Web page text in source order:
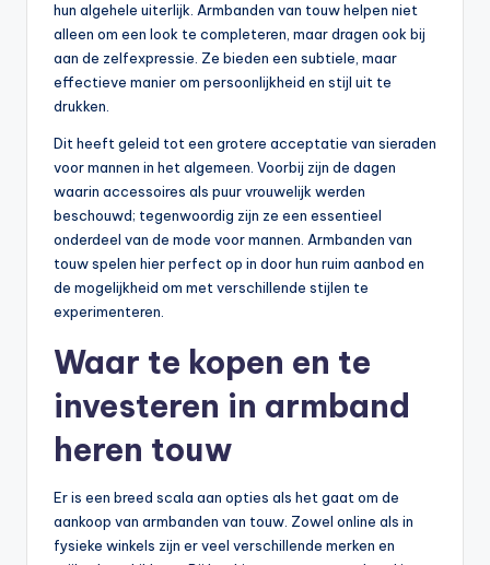
hun algehele uiterlijk. Armbanden van touw helpen niet
alleen om een look te completeren, maar dragen ook bij
aan de zelfexpressie. Ze bieden een subtiele, maar
effectieve manier om persoonlijkheid en stijl uit te
drukken.
Dit heeft geleid tot een grotere acceptatie van sieraden
voor mannen in het algemeen. Voorbij zijn de dagen
waarin accessoires als puur vrouwelijk werden
beschouwd; tegenwoordig zijn ze een essentieel
onderdeel van de mode voor mannen. Armbanden van
touw spelen hier perfect op in door hun ruim aanbod en
de mogelijkheid om met verschillende stijlen te
experimenteren.
Waar te kopen en te
investeren in armband
heren touw
Er is een breed scala aan opties als het gaat om de
aankoop van armbanden van touw. Zowel online als in
fysieke winkels zijn er veel verschillende merken en